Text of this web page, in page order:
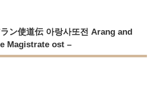
ン使道伝 아랑사또전 Arang and
Magistrate ost –